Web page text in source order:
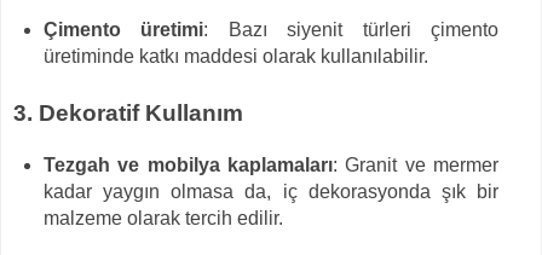
Çimento üretimi: Bazı siyenit türleri çimento
üretiminde katkı maddesi olarak kullanılabilir.
3. Dekoratif Kullanım
Tezgah ve mobilya kaplamaları: Granit ve mermer
kadar yaygın olmasa da, iç dekorasyonda şık bir
malzeme olarak tercih edilir.